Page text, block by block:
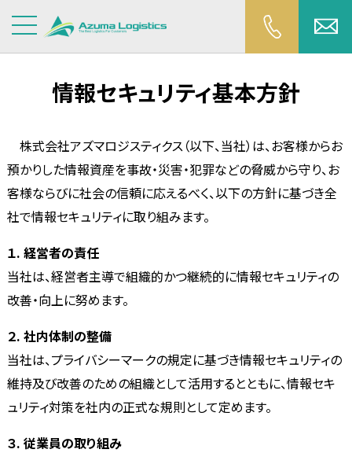
情報セキュリティ基本方針
株式会社アズマロジスティクス（以下、当社）は、お客様からお
預かりした情報資産を事故・災害・犯罪などの脅威から守り、お
客様ならびに社会の信頼に応えるべく、以下の方針に基づき全
社で情報セキュリティに取り組みます。
１. 経営者の責任
当社は、経営者主導で組織的かつ継続的に情報セキュリティの
改善・向上に努めます。
２. 社内体制の整備
当社は、プライバシーマークの規定に基づき情報セキュリティの
維持及び改善のための組織として活用するとともに、情報セキ
ュリティ対策を社内の正式な規則として定めます。
３. 従業員の取り組み